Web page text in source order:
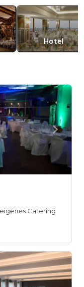
Hotel
Catering